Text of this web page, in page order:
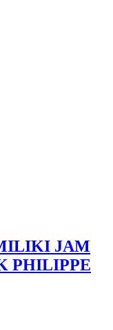
JAM
PHILIPPE